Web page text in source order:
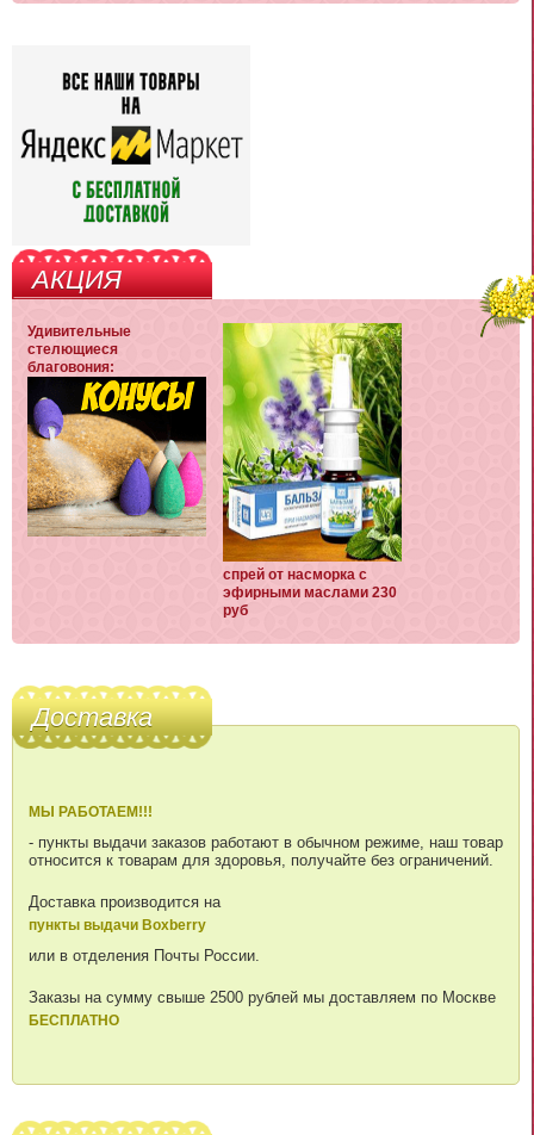
АКЦИЯ
Удивительные
стелющиеся
благовония:
спрей от насморка с
эфирными маслами 230
руб
Доставка
МЫ РАБОТАЕМ!!!
- пункты выдачи заказов работают в обычном режиме, наш товар
относится к товарам для здоровья, получайте без ограничений.
Доставка производится на
пункты выдачи Boxberry
или в отделения Почты России.
Заказы на сумму свыше 2500 рублей мы доставляем по Москве
БЕСПЛАТНО